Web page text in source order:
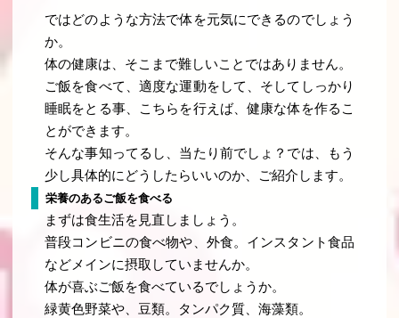
ではどのような方法で体を元気にできるのでしょう
か。
体の健康は、そこまで難しいことではありません。
ご飯を食べて、適度な運動をして、そしてしっかり
睡眠をとる事、こちらを行えば、健康な体を作るこ
とができます。
そんな事知ってるし、当たり前でしょ？では、もう
少し具体的にどうしたらいいのか、ご紹介します。
栄養のあるご飯を食べる
まずは食生活を見直しましょう。
普段コンビニの食べ物や、外食。インスタント食品
などメインに摂取していませんか。
体が喜ぶご飯を食べているでしょうか。
緑黄色野菜や、豆類。タンパク質、海藻類。